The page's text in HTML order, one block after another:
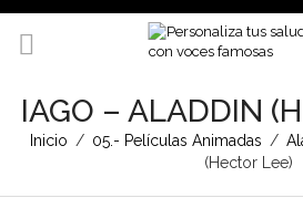
IAGO – ALADDIN
Inicio / 05.- Películas Animadas /
(Hector Lee)